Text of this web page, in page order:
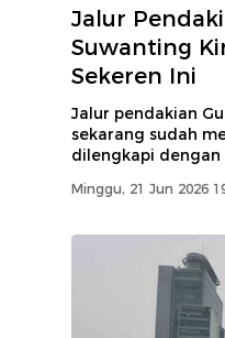
Jalur
Suwanting
Sekeren Ini
Jalur pendakian
sekarang sudah
dilengkapi dengan
Minggu, 21 Jun 2026